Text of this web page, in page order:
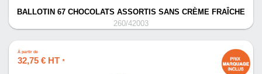
BALLOTIN 67 CHOCOLATS ASSORTIS SANS CRÈME FRAÎCHE
260/42003
À partir de
32,75 € HT *